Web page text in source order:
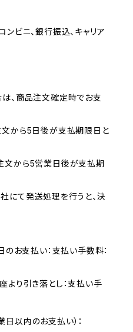
ンビニ、銀行振込、キャリア
は、商品注文確定時でお支
文から5日後が支払期限日と
文から5営業日後が支払期
にて発送処理を行うと、決
のお支払い：支払い手数料：
より引き落とし：支払い手
以内のお支払い）：